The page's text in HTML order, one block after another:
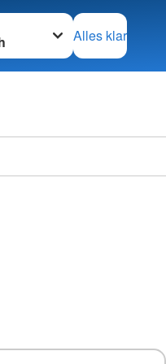
zu
Alles klar